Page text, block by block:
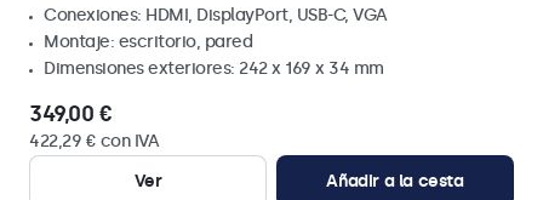
Conexiones: HDMI, DisplayPort, USB-C, VGA
Montaje: escritorio, pared
Dimensiones exteriores: 242 x 169 x 34 mm
349,00 €
422,29 € con IVA
Ver
Añadir a la cesta